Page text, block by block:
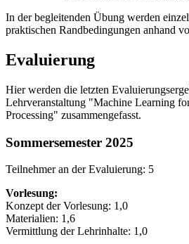
In der begleitenden Übung werden
praktischen Randbedingungen anhand
Evaluierung
Hier werden die letzten
Lehrveranstaltung "Machine Learning
Processing" zusammengefasst.
Sommersemester 2025
Teilnehmer an der Evaluierung: 5
Vorlesung:
Konzept der Vorlesung: 1,0
Materialien: 1,6
Vermittlung der Lehrinhalte: 1,0